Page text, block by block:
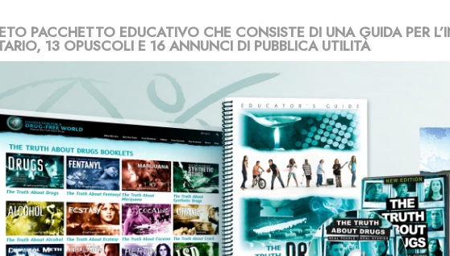
PACCHETTO EDUCATIVO CHE CONSISTE DI UNA GUIDA PER
13 OPUSCOLI E 16 ANNUNCI DI PUBBLICA UTILITÀ